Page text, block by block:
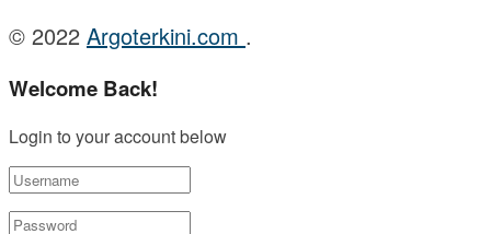
© 2022 Argoterkini.com .
Welcome Back!
Login to your account below